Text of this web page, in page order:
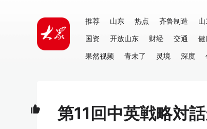
推荐 山东 热点 齐鲁制造
国资
开放山东 财经 交通 健
果然视频
青未了 灵境 深度
第11回中英戦略対